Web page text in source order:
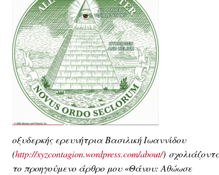
οξυδερκής ερευνήτρια Βασιλική Ιωαννίδου
(http://xyzcontagion.wordpress.com/about/)
το προηγούμενο άρθρο μου «Θάνου: Αθώωσε